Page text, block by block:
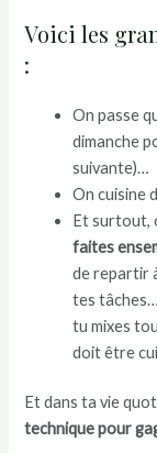
Voici les
:
On passe
dimanche
suivante)…
On cuisine
Et surtout,
faites
de repartir
tes
tu mixes
doit être
Et dans ta vie
technique pour